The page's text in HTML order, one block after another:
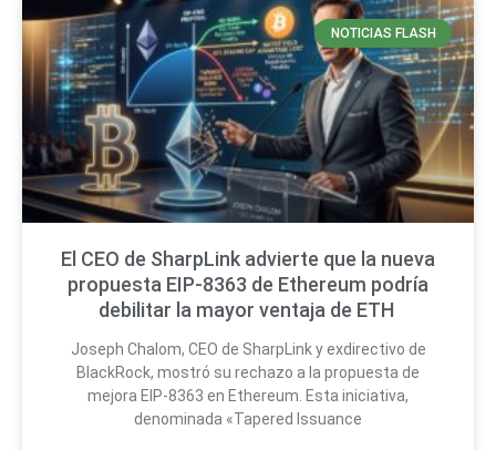
NOTICIAS FLASH
El CEO de SharpLink advierte que la nueva
propuesta EIP-8363 de Ethereum podría
debilitar la mayor ventaja de ETH
Joseph Chalom, CEO de SharpLink y exdirectivo de
BlackRock, mostró su rechazo a la propuesta de
mejora EIP-8363 en Ethereum. Esta iniciativa,
denominada «Tapered Issuance